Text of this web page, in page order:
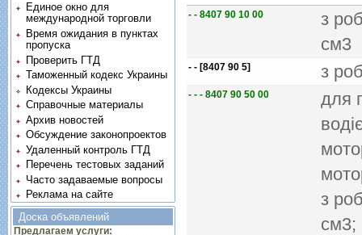
- - 8407 90 10 00
з
см3
- - [8407 90 5] з
- - - 8407 90 50 00
для
з
см3;
Единое окно для
международной торговли
Время ожидания в пунктах
пропуска
Проверить ГТД
Таможенный кодекс Украины
Кодексы Украины
Справочные материалы
Архив новостей
Обсуждение законопроектов
Удаленный контроль ГТД
Перечень тестовых заданий
Часто задаваемые вопросы
Реклама на сайте
Доска объявлений
Предлагаем услуги: